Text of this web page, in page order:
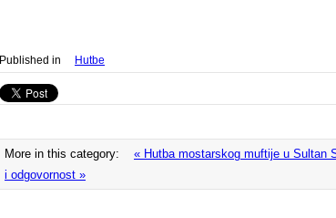
Published in Hutbe
More in this category: « Hutba mostarskog muftije u Sultan
i odgovornost »